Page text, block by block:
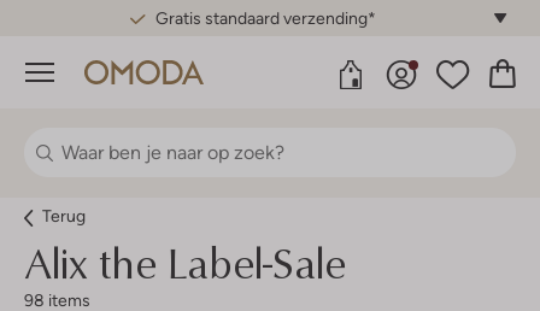
Gratis standaard verzending*
Menu
Terug
Alix the Label-Sale
98 items